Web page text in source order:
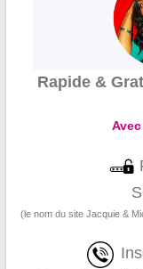
Rapide &
(le nom du site Jacquie &